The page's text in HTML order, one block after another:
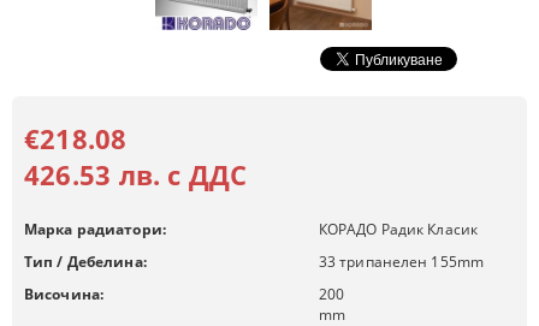
€218.08
426.53 лв. с ДДС
Марка радиатори:
КОРАДО Радик Класик
Тип / Дебелина:
33 трипанелен 155mm
Височина:
200
mm